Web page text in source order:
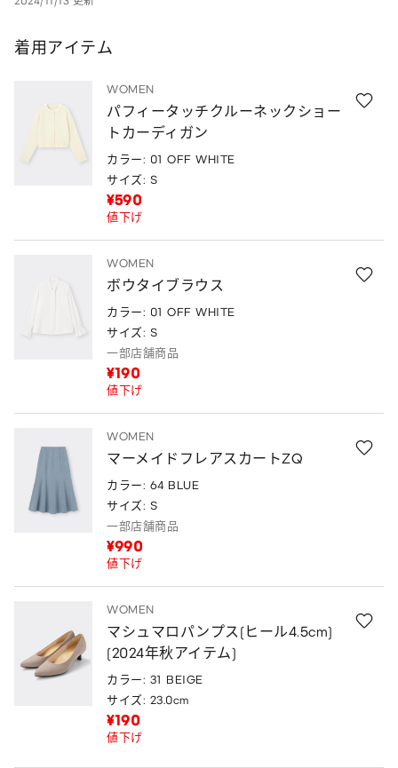
着用アイテム
WOMEN
パフィータッチクルーネックショー
トカーディガン
カラー: 01 OFF WHITE
サイズ: S
¥590
値下げ
WOMEN
ボウタイブラウス
カラー: 01 OFF WHITE
サイズ: S
一部店舗商品
¥190
値下げ
WOMEN
マーメイドフレアスカートZQ
カラー: 64 BLUE
サイズ: S
一部店舗商品
¥990
値下げ
WOMEN
マシュマロパンプス(ヒール4.5cm)
(2024年秋アイテム)
カラー: 31 BEIGE
サイズ: 23.0cm
¥190
値下げ